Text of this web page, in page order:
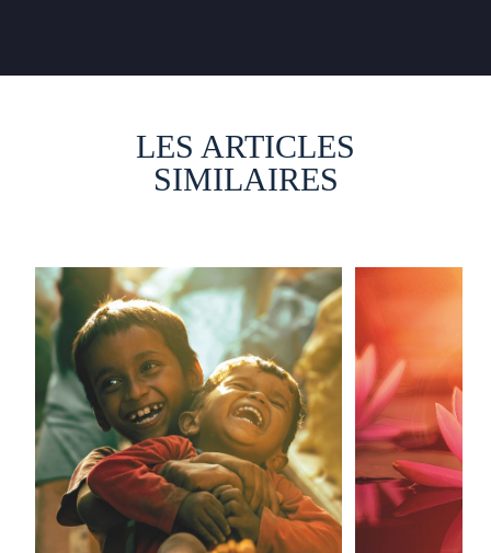
LES ARTICLES
SIMILAIRES